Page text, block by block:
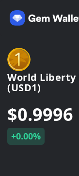
World Liberty
(USD1)
$0.9996
+0.00%